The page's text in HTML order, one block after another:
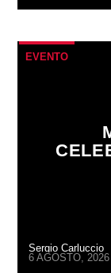
EVENTO
Sergio Carluccio
6 AGOSTO, 2026